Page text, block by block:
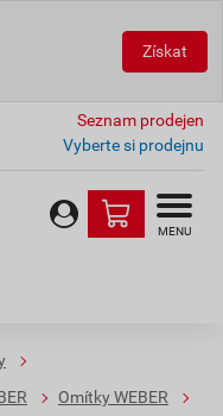
Získat
Seznam prodejen
Vyberte si prodejnu
MENU
Omítky WEBER